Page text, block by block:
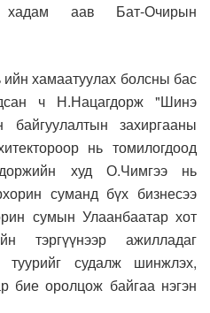
хадам аав Бат-Очирын
хамаатуулах болсны бас
ч Н.Нацагдорж "Шинэ
захиргааны
нь томилогдоод
худ О.Чимгээ нь
суманд бүх бизнесээ
сумын Улаанбаатар хот
тэргүүнээр ажилладаг
туурийг судалж шинжлэх,
бие оролцож байгаа нэгэн